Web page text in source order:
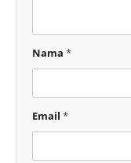
Nama *
Email *